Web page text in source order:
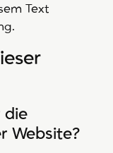
Text
die
Website?